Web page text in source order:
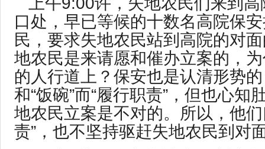
口处，早已等候的十数名高院保
民，要求失地农民站到高院的对
地农民是来请愿和催办立案的，
的人行道上？保安也是认清形势
和“饭碗”而“履行职责”，但也心知
地农民立案是不对的。所以，他
责”，也不坚持驱赶失地农民到对